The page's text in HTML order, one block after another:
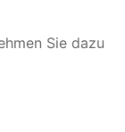
Sie dazu